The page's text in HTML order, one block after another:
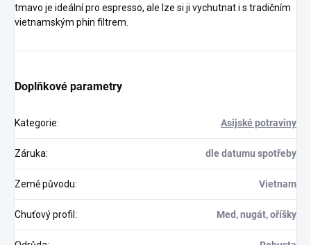
tmavo je ideální pro espresso, ale lze si ji vychutnat i s tradičním
vietnamským phin filtrem.
Doplňkové parametry
Kategorie: Asijské potraviny
Záruka: dle datumu spotřeby
Země původu: Vietnam
Chuťový profil : Med, nugát, oříšky